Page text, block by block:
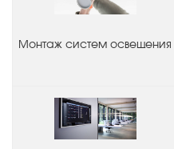
Монтаж систем освещения